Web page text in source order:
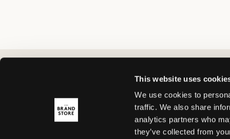
This website uses
We use cookies to
traffic. We also share
analytics partners who
they’ve collected from